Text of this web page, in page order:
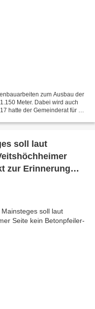
zum Ausbau der
Meter. Dabei wird auch
hatte der Gemeinderat für 1,8
soll laut
zur Erinnerung